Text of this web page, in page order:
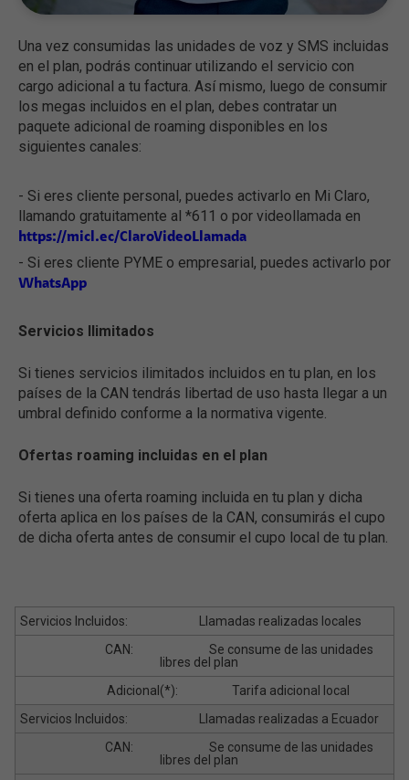
Una vez consumidas las unidades de voz y SMS incluidas
en el plan, podrás continuar utilizando el servicio con
cargo adicional a tu factura. Así mismo, luego de consumir
los megas incluidos en el plan, debes contratar un
paquete adicional de roaming disponibles en los
siguientes canales:
- Si eres cliente personal, puedes activarlo en Mi Claro,
llamando gratuitamente al *611 o por videollamada en
https://micl.ec/ClaroVideoLlamada
- Si eres cliente PYME o empresarial, puedes activarlo por
WhatsApp
Servicios Ilimitados
Si tienes servicios ilimitados incluidos en tu plan, en los
países de la CAN tendrás libertad de uso hasta llegar a un
umbral definido conforme a la normativa vigente.
Ofertas roaming incluidas en el plan
Si tienes una oferta roaming incluida en tu plan y dicha
oferta aplica en los países de la CAN, consumirás el cupo
de dicha oferta antes de consumir el cupo local de tu plan.
Llamadas realizadas locales
Se consume de las unidades
libres del plan
Tarifa adicional local
Llamadas realizadas a Ecuador
Se consume de las unidades
libres del plan